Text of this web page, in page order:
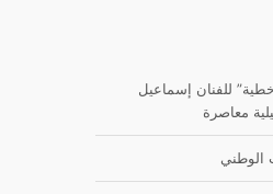
للفنان إسماعيل
معاصرة
الوطني